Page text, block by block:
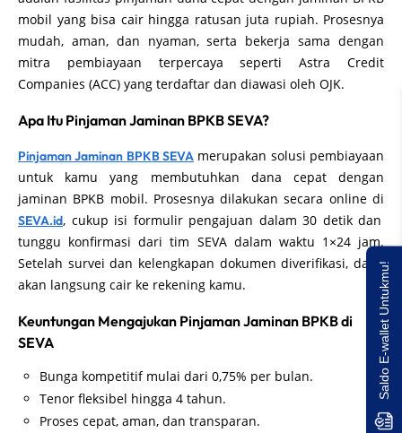
mobil yang bisa cair hingga ratusan juta rupiah. Prosesnya
mudah, aman, dan nyaman, serta bekerja sama dengan
mitra pembiayaan terpercaya seperti Astra Credit
Companies (ACC) yang terdaftar dan diawasi oleh OJK.
Apa Itu Pinjaman Jaminan BPKB SEVA?
Pinjaman Jaminan BPKB SEVA merupakan solusi pembiayaan
untuk kamu yang membutuhkan dana cepat dengan
jaminan BPKB mobil. Prosesnya dilakukan secara online di
SEVA.id, cukup isi formulir pengajuan dalam 30 detik dan
tunggu konfirmasi dari tim SEVA dalam waktu 1×24 jam.
Setelah survei dan kelengkapan dokumen diverifikasi, dana
akan langsung cair ke rekening kamu.
Keuntungan Mengajukan Pinjaman Jaminan BPKB di
SEVA
Bunga kompetitif mulai dari 0,75% per bulan.
Tenor fleksibel hingga 4 tahun.
Proses cepat, aman, dan transparan.
Saldo E-wallet Untukmu!